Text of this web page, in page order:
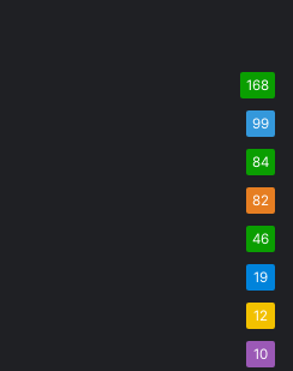
168
99
84
82
46
19
12
10